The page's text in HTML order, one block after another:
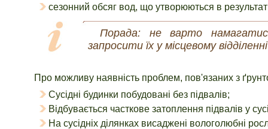
сезонний обсяг вод, що утворюються в
Порада: не варто
запросити їх у місцевому
Про можливу наявність проблем, пов'язаних з
Сусідні будинки побудовані без підвалів;
Відбувається часткове затоплення підвалів у
На сусідніх ділянках висаджені вологолюбні